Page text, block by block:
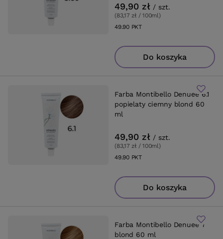
49,90 zł / szt.
(83,17 zł / 100ml)
49.90PKTpunktów
Do koszyka
Farba Montibello Denuee 6.1
popielaty ciemny blond 60
ml
49,90 zł / szt.
(83,17 zł / 100ml)
49.90PKTpunktów
Do koszyka
Farba Montibello Denuee 7
blond 60 ml